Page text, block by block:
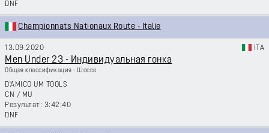
DNF
Championnats Nationaux Route - Italie
13.09.2020 ITA
Men Under 23 - Индивидуальная гонка
Общая классификация - Шоссе
D'AMICO UM TOOLS
CN / MU
3:42:40
DNF